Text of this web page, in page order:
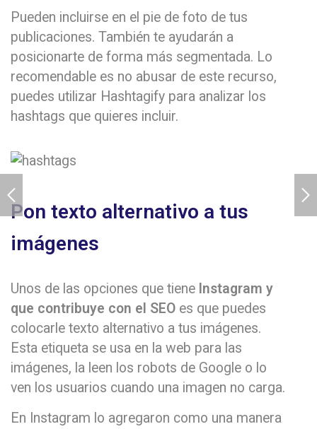
Pueden incluirse en el pie de foto de tus
publicaciones. También te ayudarán a
posicionarte de forma más segmentada. Lo
recomendable es no abusar de este recurso,
puedes utilizar Hashtagify para analizar los
hashtags que quieres incluir.
Pon texto alternativo a tus
imágenes
Unos de las opciones que tiene Instagram y
que contribuye con el SEO es que puedes
colocarle texto alternativo a tus imágenes.
Esta etiqueta se usa en la web para las
imágenes, la leen los robots de Google o lo
ven los usuarios cuando una imagen no carga.
En Instagram lo agregaron como una manera